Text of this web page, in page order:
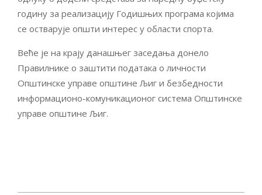
годину за реализацију Годишњих програма којима
се остварује општи интерес у области спорта.
Веће је на крају данашњег заседања донело
Правилнике о заштити података о личности
Општинске управе општине Љиг и безбедности
информационо-комуникационог система Општинске
управе општине Љиг.